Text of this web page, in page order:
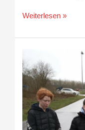
Weiterlesen »
Einsteigerlehrgang
erfolgreich
bestanden